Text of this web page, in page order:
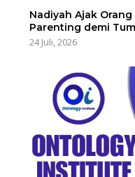
Nadiyah Ajak
Parenting demi
24 Juli, 2026